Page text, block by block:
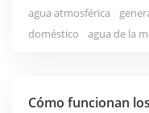
destinada a redefinir
agua atmosférica
doméstico
agua de la
Cómo funcionan